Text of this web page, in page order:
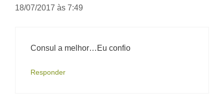
18/07/2017 às 7:49
Consul a melhor…Eu confio
Responder